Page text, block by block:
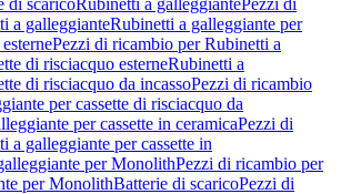
di scaricoRubinetti a galleggiantePezzi di
a galleggianteRubinetti a galleggiante per
Pezzi di ricambio per Rubinetti a
di risciacquo esterneRubinetti a
di risciacquo da incassoPezzi di ricambio
per cassette di risciacquo da
per cassette in ceramicaPezzi di
a galleggiante per cassette in
per MonolithPezzi di ricambio per
per MonolithBatterie di scaricoPezzi di